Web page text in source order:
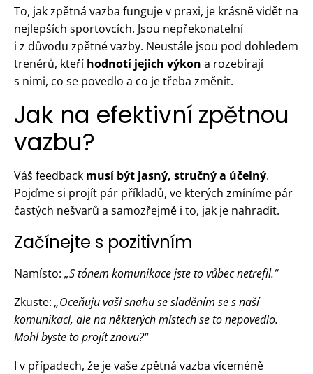
To, jak zpětná vazba funguje v praxi, je krásně vidět na
nejlepších sportovcích. Jsou nepřekonatelní
i z důvodu zpětné vazby. Neustále jsou pod dohledem
trenérů, kteříhodnotí jejich výkon a rozebírají
s nimi, co se povedlo a co je třeba změnit.
Jak na efektivní zpětnou
vazbu?
Váš feedback musí být jasný, stručný a účelný.
Pojďme si projít pár příkladů, ve kterých zmíníme pár
častých nešvarů a samozřejmě i to, jak je nahradit.
Začínejte s pozitivním
Namísto: „S tónem komunikace jste to vůbec netrefil.“
Zkuste: „Oceňuju vaši snahu se sladěním se s naší
komunikací, ale na některých místech se to nepovedlo.
Mohl byste to projít znovu?“
I v případech, že je vaše zpětná vazba víceméně